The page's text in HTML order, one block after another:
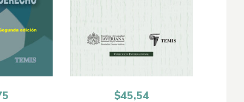
$45,54